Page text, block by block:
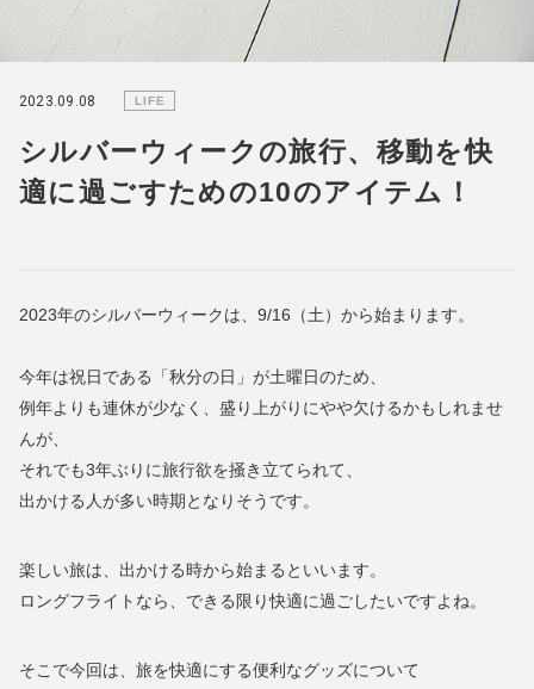
2023.09.08 LIFE
シルバーウィークの旅行、移動を快
適に過ごすための10のアイテム！
2023年のシルバーウィークは、9/16（土）から始まります。
今年は祝日である「秋分の日」が土曜日のため、
例年よりも連休が少なく、盛り上がりにやや欠けるかもしれませ
んが、
それでも3年ぶりに旅行欲を掻き立てられて、
出かける人が多い時期となりそうです。
楽しい旅は、出かける時から始まるといいます。
ロングフライトなら、できる限り快適に過ごしたいですよね。
そこで今回は、旅を快適にする便利なグッズについて